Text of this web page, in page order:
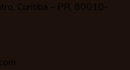
Curitiba – PR, 80010-